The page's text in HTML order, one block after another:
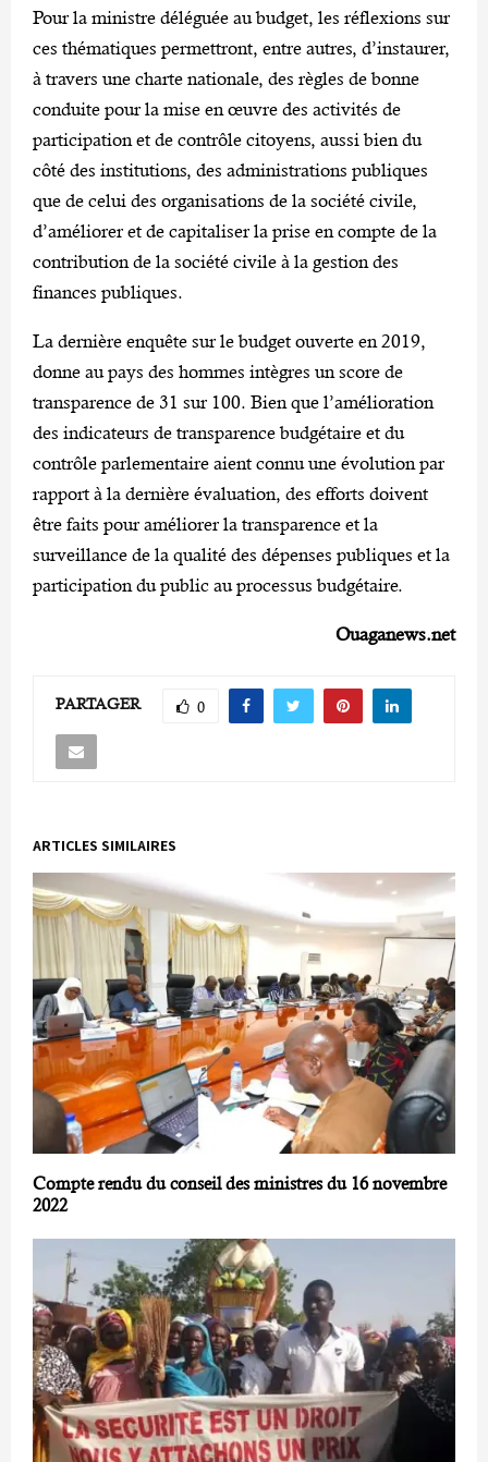
Pour la ministre déléguée au budget, les réflexions sur
ces thématiques permettront, entre autres, d’instaurer,
à travers une charte nationale, des règles de bonne
conduite pour la mise en œuvre des activités de
participation et de contrôle citoyens, aussi bien du
côté des institutions, des administrations publiques
que de celui des organisations de la société civile,
d’améliorer et de capitaliser la prise en compte de la
contribution de la société civile à la gestion des
finances publiques.
La dernière enquête sur le budget ouverte en 2019,
donne au pays des hommes intègres un score de
transparence de 31 sur 100. Bien que l’amélioration
des indicateurs de transparence budgétaire et du
contrôle parlementaire aient connu une évolution par
rapport à la dernière évaluation, des efforts doivent
être faits pour améliorer la transparence et la
surveillance de la qualité des dépenses publiques et la
participation du public au processus budgétaire.
Ouaganews.net
PARTAGER 0
ARTICLES SIMILAIRES
Compte rendu du conseil des ministres du 16 novembre
2022